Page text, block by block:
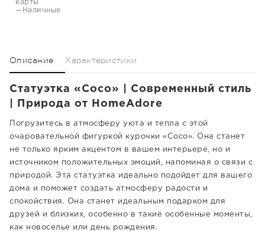
карты
—Наличные
Описание Характеристики
Статуэтка «Coco» | Современный стиль
| Природа от HomeAdore
Погрузитесь в атмосферу уюта и тепла с этой
очаровательной фигуркой курочки «Coco». Она станет
не только ярким акцентом в вашем интерьере, но и
источником положительных эмоций, напоминая о связи с
природой. Эта статуэтка идеально подойдет для вашего
дома и поможет создать атмосферу радости и
спокойствия. Она станет идеальным подарком для
друзей и близких, особенно в такие особенные моменты,
как новоселье или день рождения.